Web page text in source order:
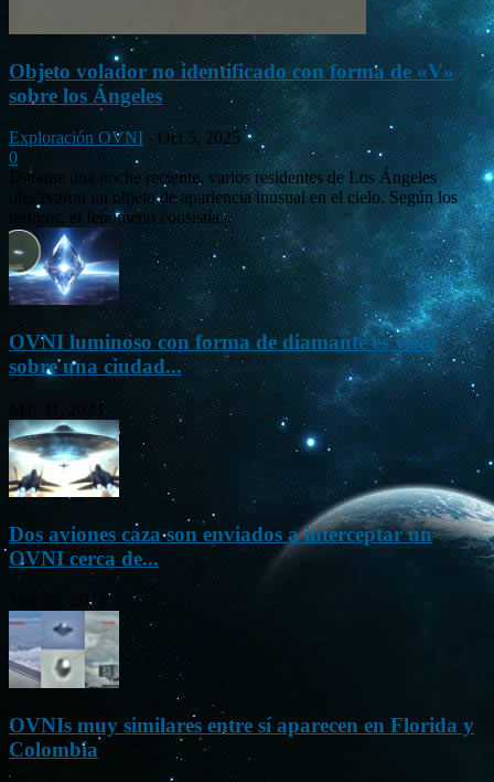
Objeto volador no identificado con forma de «V»
sobre los Ángeles
Exploración OVNI - Oct 5, 2025
0
Durante una noche reciente, varios residentes de Los Ángeles
observaron un objeto de apariencia inusual en el cielo. Según los
testigos, el fenómeno consistía...
OVNI luminoso con forma de diamante es visto
sobre una ciudad...
Mar 31, 2024
Dos aviones caza son enviados a interceptar un
OVNI cerca de...
Nov 22, 2023
OVNIs muy similares entre sí aparecen en Florida y
Colombia